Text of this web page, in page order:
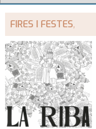
FIRES I FESTES,